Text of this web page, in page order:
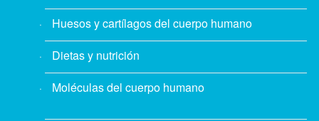
Huesos y cartílagos del cuerpo humano
Dietas y nutrición
Moléculas del cuerpo humano